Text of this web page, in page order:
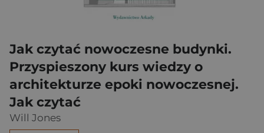
Jak czytać nowoczesne budynki.
Przyspieszony kurs wiedzy o
architekturze epoki nowoczesnej.
Jak czytać
Will Jones